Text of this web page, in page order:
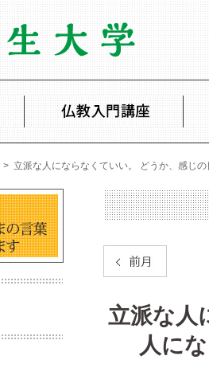
> 立派な人にならなくていい。 どうか、感じ
立派な人
人に